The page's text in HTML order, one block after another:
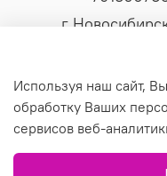
г
© 2019 Любое
Используя наш сайт,
обработку Ваших
сервисов веб-